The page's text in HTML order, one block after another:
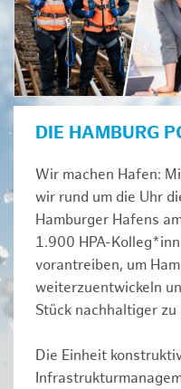
DIE HAMBURG
Wir machen Hafen:
wir rund um die Uhr
Hamburger Hafens
1.900 HPA-
vorantreiben, um
weiterzuentwickeln
Stück nachhaltiger zu
Die Einheit